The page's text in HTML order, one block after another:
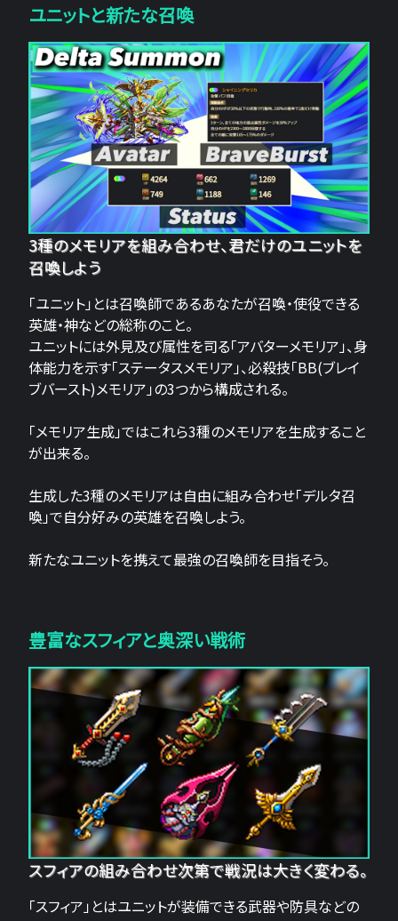
ユニットと新たな召喚
3種のメモリアを組み合わせ、君だけのユニットを
召喚しよう
「ユニット」とは召喚師であるあなたが召喚・使役できる
英雄・神などの総称のこと。
ユニットには外見及び属性を司る「アバターメモリア」、身
体能力を示す「ステータスメモリア」、必殺技「BB(ブレイ
ブバースト)メモリア」の3つから構成される。
「メモリア生成」ではこれら3種のメモリアを生成すること
が出来る。
生成した3種のメモリアは自由に組み合わせ「デルタ召
喚」で自分好みの英雄を召喚しよう。
新たなユニットを携えて最強の召喚師を目指そう。
豊富なスフィアと奥深い戦術
スフィアの組み合わせ次第で戦況は大きく変わる。
「スフィア」とはユニットが装備できる武器や防具などの